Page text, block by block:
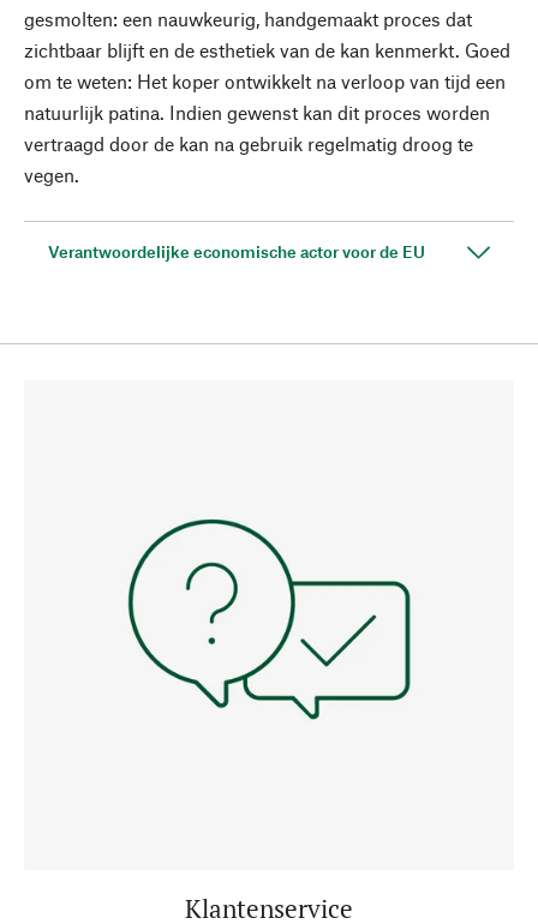
gesmolten: een nauwkeurig, handgemaakt proces dat
zichtbaar blijft en de esthetiek van de kan kenmerkt. Goed
om te weten: Het koper ontwikkelt na verloop van tijd een
natuurlijk patina. Indien gewenst kan dit proces worden
vertraagd door de kan na gebruik regelmatig droog te
vegen.
Verantwoordelijke economische actor voor de EU
Klantenservice